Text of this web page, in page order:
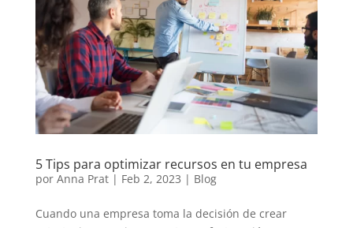
5 Tips para optimizar recursos en tu empresa
por Anna Prat| Feb 2, 2023 | Blog
Cuando una empresa toma la decisión de crear